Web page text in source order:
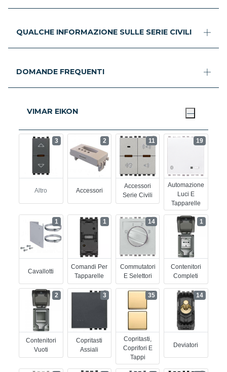
QUALCHE INFORMAZIONE SULLE SERIE CIVILI
DOMANDE FREQUENTI
VIMAR EIKON
Altro
3
Accessori
2
Accessori
Serie Civili
11
Automazione
Luci E
Tapparelle
19
Cavallotti
1
Comandi Per
Tapparelle
1
Commutatori
E Selettori
14
Contenitori
Completi
1
Contenitori
Vuoti
2
Copritasti
Assiali
3
Copritasti,
Coprifori E
Tappi
35
Deviatori
14